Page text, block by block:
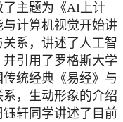
了主题为《AI上计
计算机视觉开始讲
系，讲述了人工智
引用了罗格斯大学
统经典《易经》与
，生动形象的介绍
钰轩同学讲述了目前